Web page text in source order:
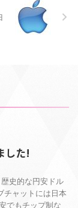
した!
史的な円安ドル
チャットには日本
でもチップ制な